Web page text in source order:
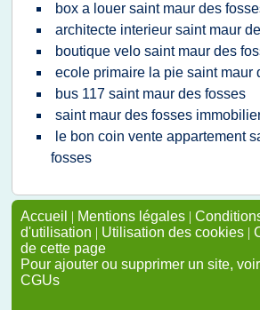
box a louer saint maur des
architecte interieur saint maur
boutique velo saint maur des
ecole primaire la pie saint maur
bus 117 saint maur des fosses
saint maur des fosses
le bon coin vente appartement
fosses
Accueil | Mentions légales |
d'utilisation | Utilisation des cookies |
de cette page
Pour ajouter ou supprimer un site,
CGUs